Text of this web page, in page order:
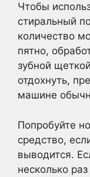
Чтобы
стиральный
количество
пятно,
зубной
отдохнуть,
машине
Попробуйте
средство,
выводится.
несколько